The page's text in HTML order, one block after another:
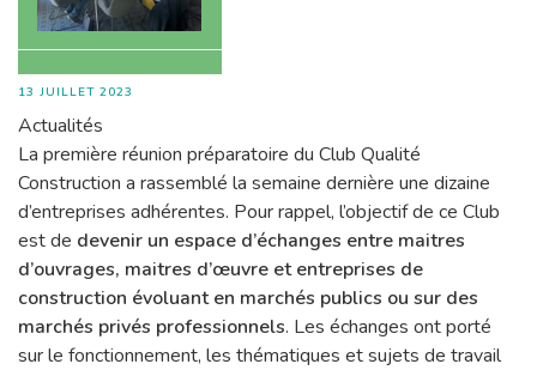
13 JUILLET 2023
Actualités
La première réunion préparatoire du Club Qualité
Construction a rassemblé la semaine dernière une dizaine
d’entreprises adhérentes. Pour rappel, l’objectif de ce Club
est de devenir un espace d’échanges entre maitres
d’ouvrages, maitres d’œuvre et entreprises de
construction évoluant en marchés publics ou sur des
marchés privés professionnels. Les échanges ont porté
sur le fonctionnement, les thématiques et sujets de travail